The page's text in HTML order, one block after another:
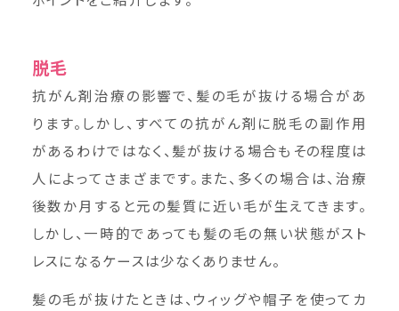
脱毛
抗がん剤治療の影響で、髪の毛が抜ける場合があ
ります。しかし、すべての抗がん剤に脱毛の副作用
があるわけではなく、髪が抜ける場合もその程度は
人によってさまざまです。また、多くの場合は、治療
後数か月すると元の髪質に近い毛が生えてきます。
しかし、一時的であっても髪の毛の無い状態がスト
レスになるケースは少なくありません。
髪の毛が抜けたときは、ウィッグや帽子を使ってカ